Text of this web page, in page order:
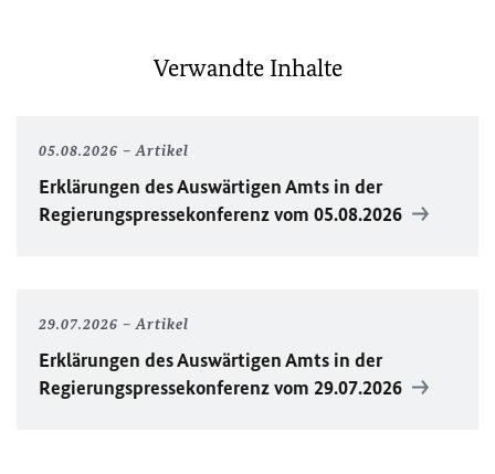
Verwandte Inhalte
05.08.2026 Artikel
Erklärungen des Auswärtigen Amts in der
Regierungspressekonferenz vom 05.08.2026
29.07.2026 Artikel
Erklärungen des Auswärtigen Amts in der
Regierungspressekonferenz vom 29.07.2026